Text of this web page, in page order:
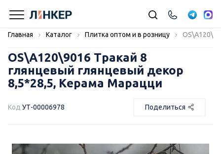
Главная Каталог Плитка оптом и в розницу
OS\A120\9016 Тракай 8
глянцевый глянцевый декор
8,5*28,5, Керама Марацци
Код УТ-00006978 Поделиться